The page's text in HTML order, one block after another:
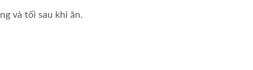
và tối sau khi ăn.